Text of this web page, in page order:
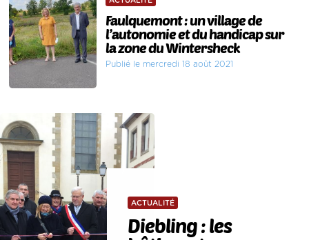
Faulquemont : un village de
l’autonomie et du handicap sur
la zone du Wintersheck
Publié le mercredi 18 août 2021
ACTUALITÉ
Diebling : les